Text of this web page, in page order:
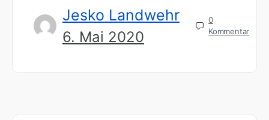
Jesko Landwehr
6. Mai 2020
0
Kommentar